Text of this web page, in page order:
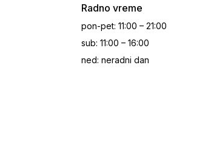
Radno vreme
pon-pet: 11:00 – 21:00
sub: 11:00 – 16:00
ned: neradni dan